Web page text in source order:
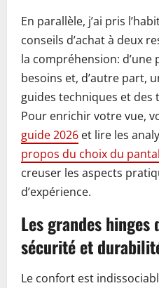
En parallèle, j’ai pris
conseils d’achat à deux
la compréhension: d’une
besoins et, d’autre part,
guides techniques et des
Pour enrichir votre vue,
guide 2026 et lire les
propos du choix du
creuser les aspects
d’expérience.
Les grandes
sécurité et
Le confort est